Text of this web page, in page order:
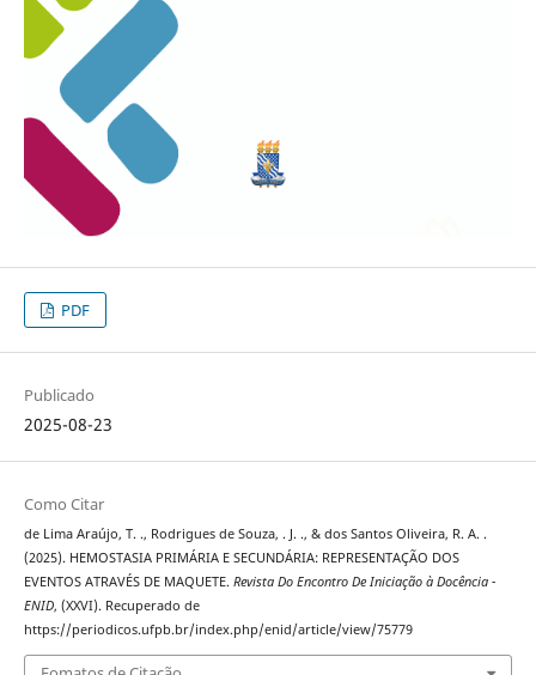
PDF
Publicado
2025-08-23
Como Citar
de Lima Araújo, T. ., Rodrigues de Souza, . J. ., & dos Santos Oliveira, R. A. .
(2025). HEMOSTASIA PRIMÁRIA E SECUNDÁRIA: REPRESENTAÇÃO DOS
EVENTOS ATRAVÉS DE MAQUETE. Revista Do Encontro De Iniciação à Docência -
ENID, (XXVI). Recuperado de
https://periodicos.ufpb.br/index.php/enid/article/view/75779